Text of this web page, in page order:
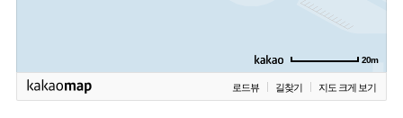
20m
로드뷰 길찾기 지도 크게 보기